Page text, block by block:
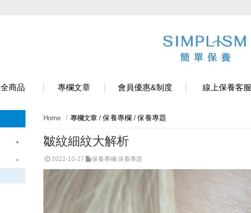
全商品 專欄文章 會員優惠&制度 線上保養客服
Home 專欄文章 /保養專欄 /保養專題
皺紋細紋大解析
2022-10-27 保養專欄,保養專題